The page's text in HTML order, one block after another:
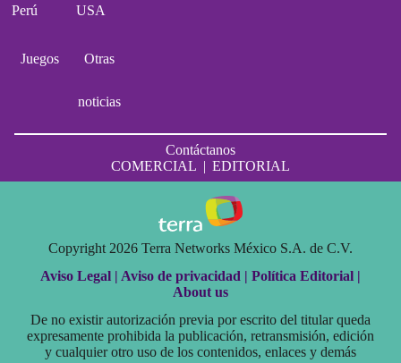
Perú USA
Juegos Otras
noticias
Contáctanos
COMERCIAL | EDITORIAL
Copyright 2026 Terra Networks México S.A. de C.V.
Aviso Legal | Aviso de privacidad | Política Editorial |
About us
De no existir autorización previa por escrito del titular queda
expresamente prohibida la publicación, retransmisión, edición
y cualquier otro uso de los contenidos, enlaces y demás